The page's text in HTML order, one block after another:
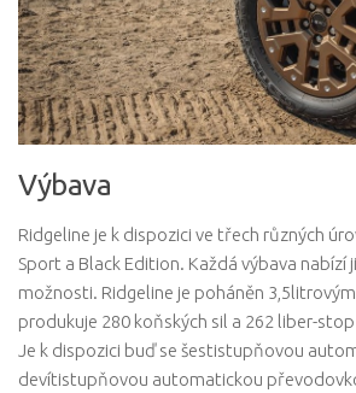
Výbava
Ridgeline je k dispozici ve třech různých
Sport a Black Edition. Každá výbava nabízí
možnosti. Ridgeline je poháněn
produkuje 280 koňských sil a 262 liber-
Je k dispozici buď se šestistupňovou
devítistupňovou automatickou